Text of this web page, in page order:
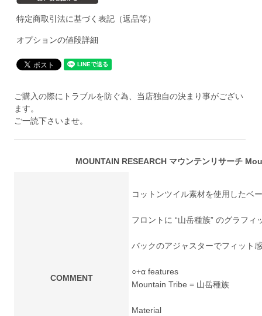
特定商取引法に基づく表記（返品等）
オプションの値段詳細
ご購入の際にトラブルを防ぐ為、当店独自の決まり事がござい
ます。
ご一読下さいませ。
MOUNTAIN RESEARCH マウンテンリサーチ
COMMENT
コットンツイル素材を使用したベ
フロントに “山岳種族” のグラフ
バックのアジャスターでフィット
○+α features
Mountain Tribe = 山岳種族
Material